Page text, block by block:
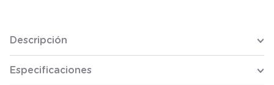
Descripción
Especificaciones